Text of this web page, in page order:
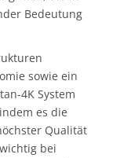
Bedeutung
sowie ein
4K System
es die
Qualität
bei